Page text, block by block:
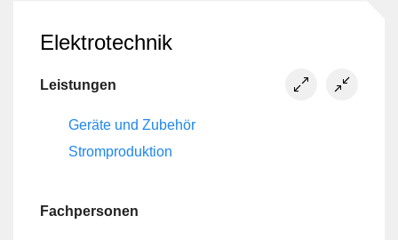
Elektrotechnik
Leistungen
Geräte und Zubehör
Stromproduktion
Fachpersonen